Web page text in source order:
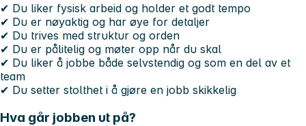
✔ Du liker fysisk arbeid og holder et godt tempo
✔ Du er nøyaktig og har øye for detaljer
✔ Du trives med struktur og orden
✔ Du er pålitelig og møter opp når du skal
✔ Du liker å jobbe både selvstendig og som en del av et
team
✔ Du setter stolthet i å gjøre en jobb skikkelig
Hva går jobben ut på?